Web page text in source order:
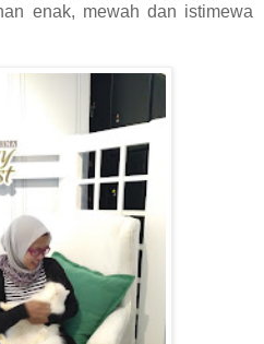
enak, mewah dan istimewa